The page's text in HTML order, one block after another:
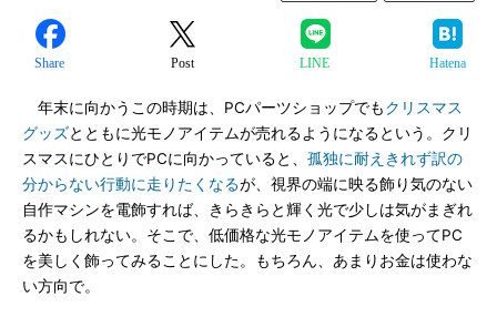
Share Post LINE Hatena
年末に向かうこの時期は、PCパーツショップでもクリスマス
グッズとともに光モノアイテムが売れるようになるという。クリ
スマスにひとりでPCに向かっていると、 孤独に耐えきれず訳の
分からない行動に走りたくなるが、視界の端に映る飾り気のない
自作マシンを電飾すれば、きらきらと輝く光で少しは気がまぎれ
るかもしれない。そこで、低価格な光モノアイテムを使ってPC
を美しく飾ってみることにした。もちろん、あまりお金は使わな
い方向で。